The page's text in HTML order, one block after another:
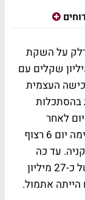
על השקת
רכישה עצמית בהיקף של עד 100 מיליון שקלים עם
העצמית
בהסתכלות
לאחר
ההודעה צללה המניה עוד 5.4% והיום משלימה יום 6 רצוף
עד כה
ביצעה קבוצת דלק רכישה עצמית בהיקף של כ-27 מיליון
אתמול.